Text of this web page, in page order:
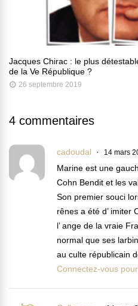
Jacques Chirac : le plus
de la Ve République ?
26 septembre 2019
4 commentaires
cadoudal 14 mars
Marine est une
Cohn Bendit et les
Son premier souci
rênes a été d’ imiter
l’ ange de la vraie
normal que ses
au culte républicain
Connectez-vous